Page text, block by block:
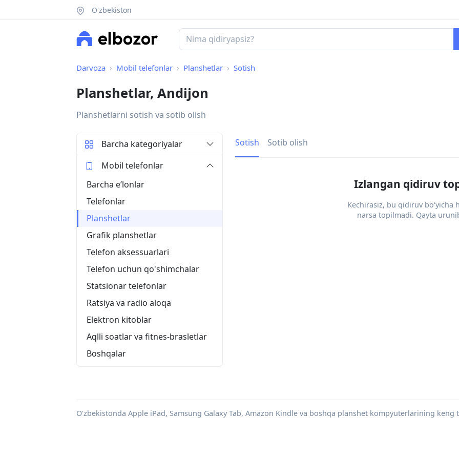
O'zbekiston
Darvoza Mobil telefonlar Planshetlar Sotish
Planshetlar, Andijon
Planshetlarni sotish va sotib olish
Sotish Sotib olish
Izlangan qidiruv
Kechirasiz, bu qidiruv bo‘yicha
narsa topilmadi. Qayta
Barcha kategoriyalar
Mobil telefonlar
Barcha eʼlonlar
Telefonlar
Planshetlar
Grafik planshetlar
Telefon aksessuarlari
Telefon uchun qo'shimchalar
Statsionar telefonlar
Ratsiya va radio aloqa
Elektron kitoblar
Aqlli soatlar va fitnes-brasletlar
Boshqalar
O'zbekistonda Apple iPad, Samsung Galaxy Tab, Amazon Kindle va boshqa planshet kompyuterlarining keng